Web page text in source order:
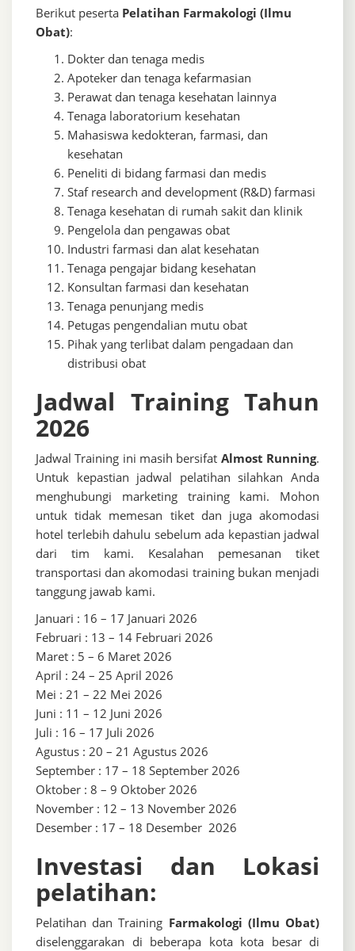
Berikut peserta Pelatihan Farmakologi (Ilmu
Obat):
Dokter dan tenaga medis
Apoteker dan tenaga kefarmasian
Perawat dan tenaga kesehatan lainnya
Tenaga laboratorium kesehatan
Mahasiswa kedokteran, farmasi, dan
kesehatan
Peneliti di bidang farmasi dan medis
Staf research and development (R&D) farmasi
Tenaga kesehatan di rumah sakit dan klinik
Pengelola dan pengawas obat
Industri farmasi dan alat kesehatan
Tenaga pengajar bidang kesehatan
Konsultan farmasi dan kesehatan
Tenaga penunjang medis
Petugas pengendalian mutu obat
Pihak yang terlibat dalam pengadaan dan
distribusi obat
Jadwal Training Tahun
2026
Jadwal Training ini masih bersifat Almost Running.
Untuk kepastian jadwal pelatihan silahkan Anda
menghubungi marketing training kami. Mohon
untuk tidak memesan tiket dan juga akomodasi
hotel terlebih dahulu sebelum ada kepastian jadwal
dari tim kami. Kesalahan pemesanan tiket
transportasi dan akomodasi training bukan menjadi
tanggung jawab kami.
Januari : 16 – 17 Januari 2026
Februari : 13 – 14 Februari 2026
Maret : 5 – 6 Maret 2026
April : 24 – 25 April 2026
Mei : 21 – 22 Mei 2026
Juni : 11 – 12 Juni 2026
Juli : 16 – 17 Juli 2026
Agustus : 20 – 21 Agustus 2026
September : 17 – 18 September 2026
Oktober : 8 – 9 Oktober 2026
November : 12 – 13 November 2026
Desember : 17 – 18 Desember 2026
Investasi dan Lokasi
pelatihan:
Pelatihan dan Training Farmakologi (Ilmu Obat)
diselenggarakan di beberapa kota kota besar di